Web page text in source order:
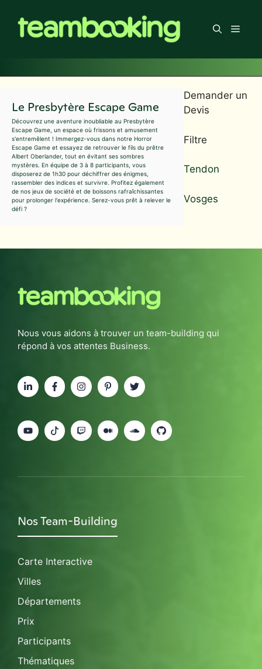
contenu
Menu
Le Presbytère Escape Game
Découvrez une aventure inoubliable au Presbytère
Escape Game, un espace où frissons et amusement
s'entremêlent ! Immergez-vous dans notre Horror
Escape Game et essayez de retrouver le fils du prêtre
Albert Oberlander, tout en évitant ses sombres
mystères. En équipe de 3 à 8 participants, vous
disposerez de 1h30 pour déchiffrer des énigmes,
rassembler des indices et survivre. Profitez également
de nos jeux de société et de boissons rafraîchissantes
pour prolonger l'expérience. Serez-vous prêt à relever le
défi ?
Demander un
Devis
Filtre
Tendon
Vosges
Nous vous aidons à trouver un team-building qui
répond à vos attentes Business.
Nos Team-Building
Carte Interactive
Villes
Départements
Prix
Participants
Thématiques